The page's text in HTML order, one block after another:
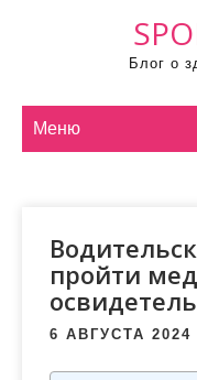
Блог о
Меню
пройти
6 АВГУСТА 2024